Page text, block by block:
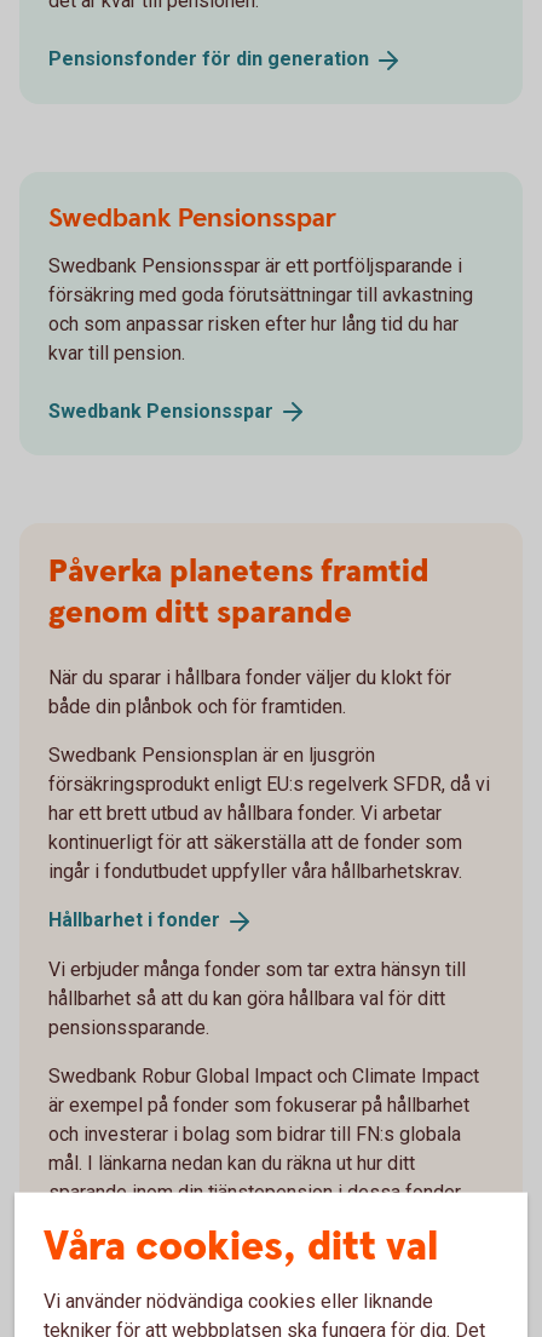
Pensionsfonder för din generation
Swedbank Pensionsspar
Swedbank Pensionsspar är ett portföljsparande i
försäkring med goda förutsättningar till avkastning
och som anpassar risken efter hur lång tid du har
kvar till pension.
Swedbank Pensionsspar
Påverka planetens framtid
genom ditt sparande
När du sparar i hållbara fonder väljer du klokt för
både din plånbok och för framtiden.
Swedbank Pensionsplan är en ljusgrön
försäkringsprodukt enligt EU:s regelverk SFDR, då vi
har ett brett utbud av hållbara fonder. Vi arbetar
kontinuerligt för att säkerställa att de fonder som
ingår i fondutbudet uppfyller våra hållbarhetskrav.
Hållbarhet i fonder
Vi erbjuder många fonder som tar extra hänsyn till
hållbarhet så att du kan göra hållbara val för ditt
pensionssparande.
Swedbank Robur Global Impact och Climate Impact
är exempel på fonder som fokuserar på hållbarhet
och investerar i bolag som bidrar till FN:s globala
mål. I länkarna nedan kan du räkna ut hur ditt
sparande inom din tjänstepension i dessa fonder
Global Impact - Placera din tjänstepension med
fokus på en hållbar
utveckling (swedbank-robur.se)
Våra cookies, ditt val
Vi använder nödvändiga cookies eller liknande
tekniker för att webbplatsen ska fungera för dig. Det